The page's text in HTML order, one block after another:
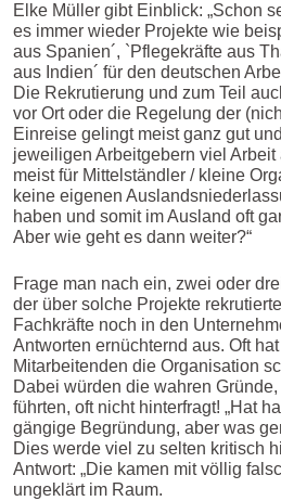
Elke Müller gibt Einblick: „Schon
es immer wieder Projekte wie
aus Spanien´, `Pflegekräfte aus
aus Indien´ für den deutschen
Die Rekrutierung und zum Teil
vor Ort oder die Regelung der
Einreise gelingt meist ganz gut
jeweiligen Arbeitgebern viel
meist für Mittelständler / kleine
keine eigenen
haben und somit im Ausland oft
Aber wie geht es dann weiter?“
Frage man nach ein, zwei oder
der über solche Projekte
Fachkräfte noch in den
Antworten ernüchternd aus. Oft
Mitarbeitenden die Organisation
Dabei würden die wahren
führten, oft nicht hinterfragt! „Hat
gängige Begründung, aber was
Dies werde viel zu selten kritisch
Antwort: „Die kamen mit völlig
ungeklärt im Raum.